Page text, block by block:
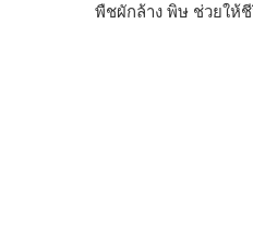
พืชผักล้าง พิษ ช่วยให้